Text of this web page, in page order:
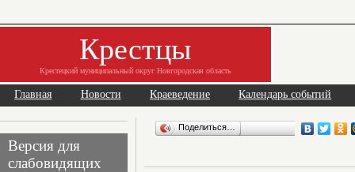
Крестцы
Крестецкий муниципальный округ Новгородская область
Главная Новости Краеведение Календарь событий
Версия для
слабовидящих
Поделиться…